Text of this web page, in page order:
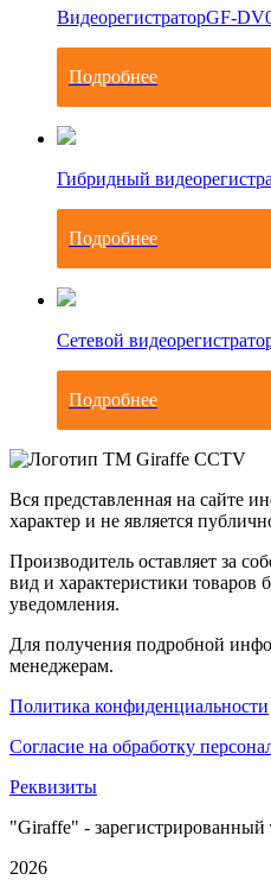
ВидеорегистраторGF-
Подробнее
Гибридный
Подробнее
Сетевой
Подробнее
Вся представленная на сайте
характер и не является
Производитель оставляет за
вид и характеристики товаров
уведомления.
Для получения подробной
менеджерам.
Политика конфиденциальности
Согласие на обработку
Реквизиты
"Giraffe" - зарегистрированный
2026